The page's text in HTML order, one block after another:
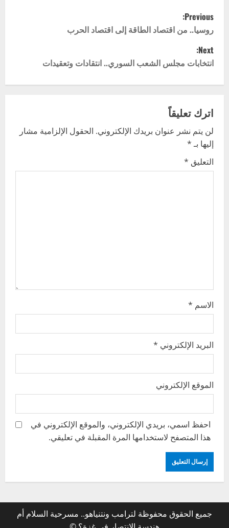
P
o
s
a
v
i
n
Previous:
روسيا.. من اقتصاد الطاقة إلى اقتصاد الحرب
Next:
انتخابات مجلس الشعب السوري.. انتقادات وتعقيدات
اترك تعليقاً
لن يتم نشر عنوان بريدك الإلكتروني. الحقول الإلزامية مشار
إليها بـ*
التعليق *
الاسم *
البريد الإلكتروني *
الموقع الإلكتروني
احفظ اسمي، بريدي الإلكتروني، والموقع الإلكتروني في
هذا المتصفح لاستخدامها المرة المقبلة في تعليقي.
جميع الحقوق محفوظة لترامب ونتنياهو.. مسرحية السلام أم